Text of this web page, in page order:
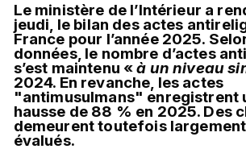
Le ministère de l’Intérieur a
jeudi, le bilan des actes
France pour l’année 2025.
données, le nombre d’actes
s’est maintenu « à un niveau
2024. En revanche, les actes
"antimusulmans" enregistrent
hausse de 88 % en 2025. Des
demeurent toutefois
évalués.